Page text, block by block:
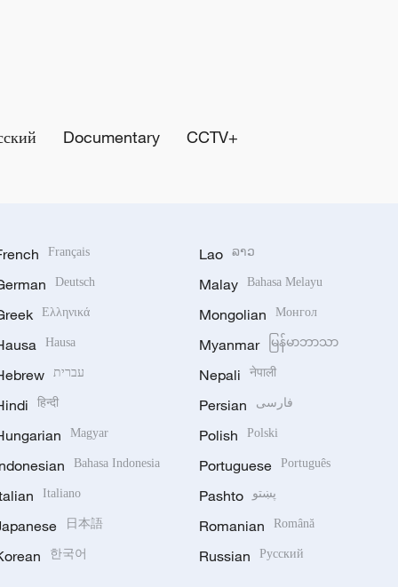
Documentary CCTV+
Français
Deutsch
Ελληνικά
Hausa
עברית
हिन्दी
Magyar
Bahasa Indonesia
Italiano
日本語
한국어
Lao ລາວ
Malay Bahasa Melayu
Mongolian Монгол
Myanmar မြန်မာဘာသာ
Nepali नेपाली
Persian فارسی
Polish Polski
Portuguese Português
Pashto پښتو
Romanian Română
Russian Русский